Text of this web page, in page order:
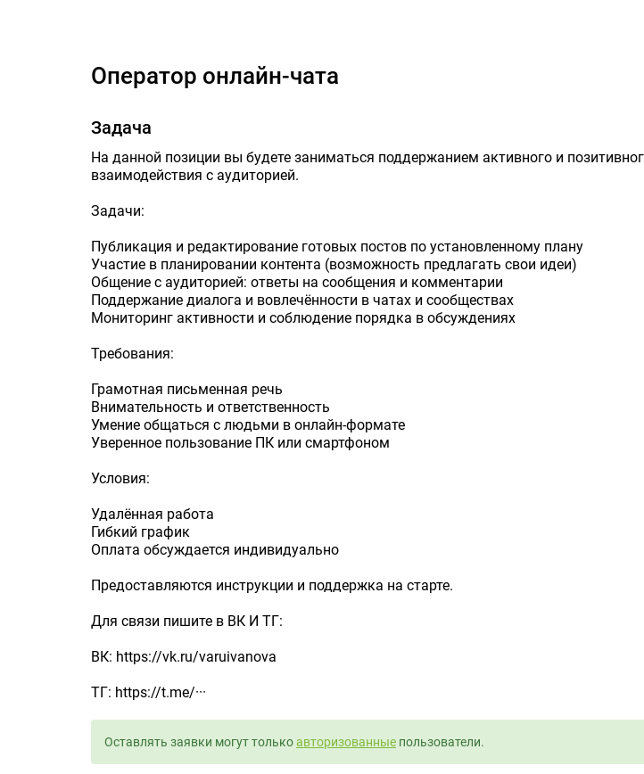
Оператор онлайн-чата
Задача
На данной позиции вы будете заниматься поддержанием активного и
взаимодействия с аудиторией.
Задачи:
Публикация и редактирование готовых постов по установленному плану
Участие в планировании контента (возможность предлагать свои идеи)
Общение с аудиторией: ответы на сообщения и комментарии
Поддержание диалога и вовлечённости в чатах и сообществах
Мониторинг активности и соблюдение порядка в обсуждениях
Требования:
Грамотная письменная речь
Внимательность и ответственность
Умение общаться с людьми в онлайн-формате
Уверенное пользование ПК или смартфоном
Условия:
Удалённая работа
Гибкий график
Оплата обсуждается индивидуально
Предоставляются инструкции и поддержка на старте.
Для связи пишите в ВК И ТГ:
ВК: https://vk.ru/varuivanova
ТГ: https://t.me/···
Оставлять заявки могут толькоавторизованные пользователи.